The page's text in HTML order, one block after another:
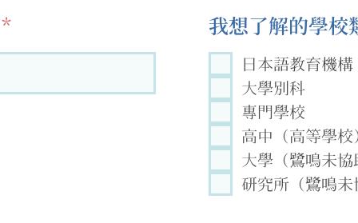
我想了解的學校
日本語教育機構
大學別科
專門學校
高中（高等學校
大學（鷺鳴未協
研究所（鷺鳴未